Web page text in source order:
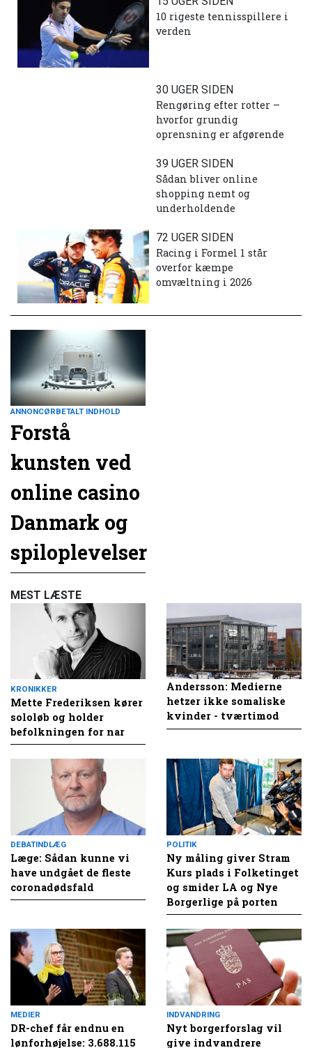
10 rigeste tennisspillere i
verden
30 UGER SIDEN
Rengøring efter rotter –
hvorfor grundig
oprensning er afgørende
39 UGER SIDEN
Sådan bliver online
shopping nemt og
underholdende
72 UGER SIDEN
Racing i Formel 1 står
overfor kæmpe
omvæltning i 2026
ANNONCØRBETALT INDHOLD
Forstå
kunsten ved
online casino
Danmark og
spiloplevelser
MEST LÆSTE
KRONIKKER
Mette Frederiksen kører
sololøb og holder
befolkningen for nar
Andersson: Medierne
hetzer ikke somaliske
kvinder - tværtimod
DEBATINDLÆG
Læge: Sådan kunne vi
have undgået de fleste
coronadødsfald
POLITIK
Ny måling giver Stram
Kurs plads i Folketinget
og smider LA og Nye
Borgerlige på porten
MEDIER
DR-chef får endnu en
lønforhøjelse: 3.688.115
INDVANDRING
Nyt borgerforslag vil
give indvandrere